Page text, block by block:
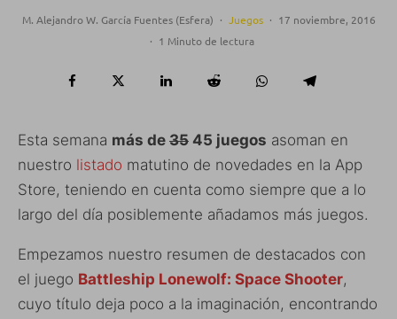
M. Alejandro W. García Fuentes (Esfera) · Juegos · 17 noviembre, 2016
· 1 Minuto de lectura
Esta semana más de 35 45 juegos asoman en
nuestro listado matutino de novedades en la App
Store, teniendo en cuenta como siempre que a lo
largo del día posiblemente añadamos más juegos.
Empezamos nuestro resumen de destacados con
el juego Battleship Lonewolf: Space Shooter,
cuyo título deja poco a la imaginación, encontrando